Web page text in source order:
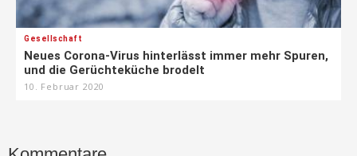
Gesellschaft
Neues Corona-Virus hinterlässt immer mehr Spuren,
und die Gerüchteküche brodelt
10. Februar 2020